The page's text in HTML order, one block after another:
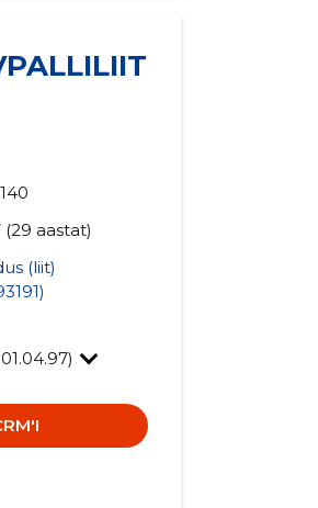
(29 aastat)
(liit)